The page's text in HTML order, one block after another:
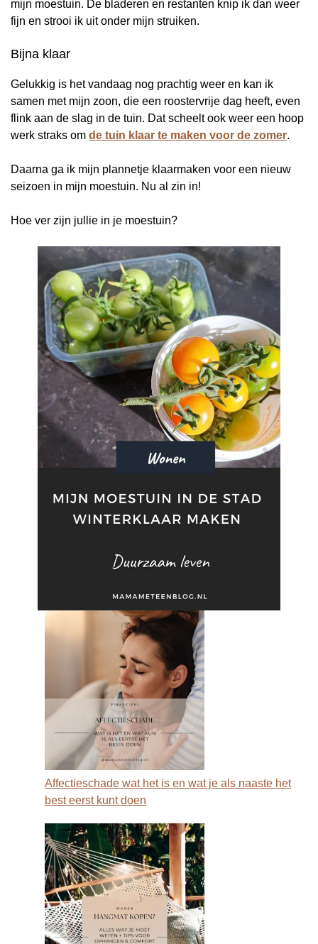
mijn moestuin. De bladeren en restanten knip ik dan weer
fijn en strooi ik uit onder mijn struiken.
Bijna klaar
Gelukkig is het vandaag nog prachtig weer en kan ik
samen met mijn zoon, die een roostervrije dag heeft, even
flink aan de slag in de tuin. Dat scheelt ook weer een hoop
werk straks om de tuin klaar te maken voor de zomer.
Daarna ga ik mijn plannetje klaarmaken voor een nieuw
seizoen in mijn moestuin. Nu al zin in!
Hoe ver zijn jullie in je moestuin?
Affectieschade wat het is en wat je als naaste het
best eerst kunt doen